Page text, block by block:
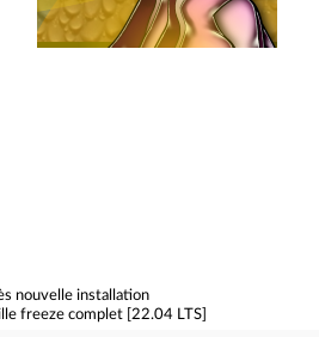
nouvelle installation
freeze complet [22.04 LTS]